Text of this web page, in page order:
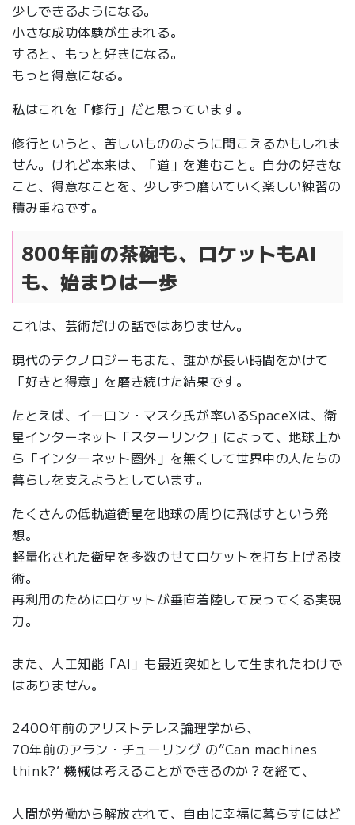
少しできるようになる。
小さな成功体験が生まれる。
すると、もっと好きになる。
もっと得意になる。
私はこれを「修行」だと思っています。
修行というと、苦しいもののように聞こえるかもしれま
せん。けれど本来は、「道」を進むこと。自分の好きな
こと、得意なことを、少しずつ磨いていく楽しい練習の
積み重ねです。
800年前の茶碗も、ロケットもAI
も、始まりは一歩
これは、芸術だけの話ではありません。
現代のテクノロジーもまた、誰かが長い時間をかけて
「好きと得意」を磨き続けた結果です。
たとえば、イーロン・マスク氏が率いるSpaceXは、衛
星インターネット「スターリンク」によって、地球上か
ら「インターネット圏外」を無くして世界中の人たちの
暮らしを支えようとしています。
たくさんの低軌道衛星を地球の周りに飛ばすという発
想。
軽量化された衛星を多数のせてロケットを打ち上げる技
術。
再利用のためにロケットが垂直着陸して戻ってくる実現
力。
また、人工知能「AI」も最近突如として生まれたわけで
はありません。
2400年前のアリストテレス論理学から、
70年前のアラン・チューリング の”Can machines
think?’ 機械は考えることができるのか？を経て、
人間が労働から解放されて、自由に幸福に暮らすにはど